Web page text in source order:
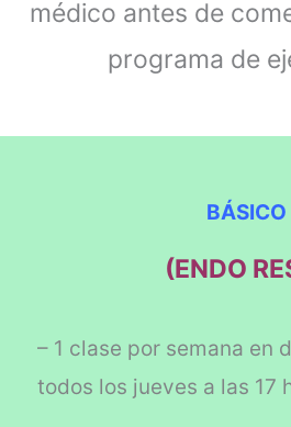
médico antes de
programa de
BÁSICO
(ENDO
– 1 clase por semana en
todos los jueves a las 17